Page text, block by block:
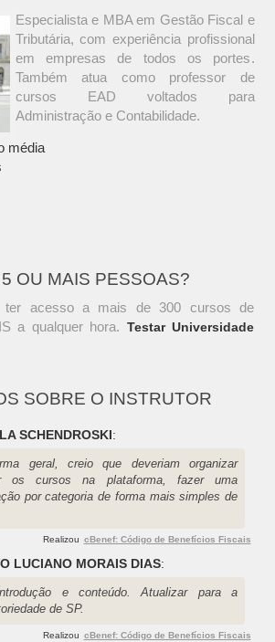
Especialista e MBA em Gestão Fiscal e
Tributária, com experiência profissional
em empresas de todos os portes.
Também atua como professor de
cursos EAD voltados para
Administração e Contabilidade.
média
OU MAIS PESSOAS?
ter acesso a mais de 300 cursos de
a qualquer hora. Testar Universidade
SOBRE O INSTRUTOR
SCHENDROSKI:
geral, creio que deveriam organizar
os cursos na plataforma, fazer uma
por categoria de forma mais simples de
Realizou cBenef: Código de Benefícios Fiscais
LUCIANO MORAIS DIAS:
e conteúdo. Atualizar para a
de SP.
Realizou cBenef: Código de Benefícios Fiscais